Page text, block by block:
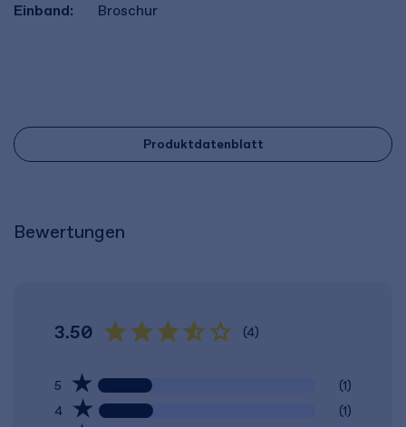
Einband: Broschur
Produktdatenblatt
Bewertungen
3.50 (4)
5
(1)
4
(1)